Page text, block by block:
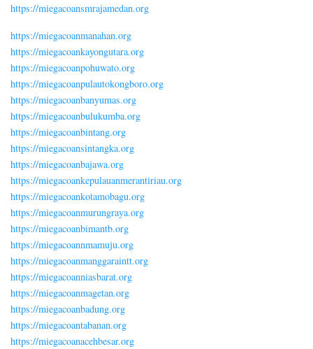
https://miegacoansmrajamedan.org
https://miegacoanmanahan.org
https://miegacoankayongutara.org
https://miegacoanpohuwato.org
https://miegacoanpulautokongboro.org
https://miegacoanbanyumas.org
https://miegacoanbulukumba.org
https://miegacoanbintang.org
https://miegacoansintangka.org
https://miegacoanbajawa.org
https://miegacoankepulauanmerantiriau.org
https://miegacoankotamobagu.org
https://miegacoanmurungraya.org
https://miegacoanbimantb.org
https://miegacoannmamuju.org
https://miegacoanmanggaraintt.org
https://miegacoanniasbarat.org
https://miegacoanmagetan.org
https://miegacoanbadung.org
https://miegacoantabanan.org
https://miegacoanacehbesar.org